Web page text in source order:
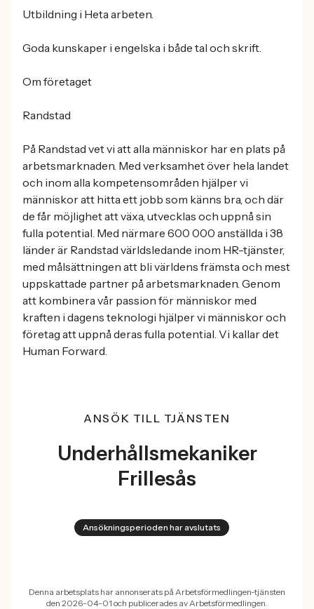
Utbildning i Heta arbeten.
Goda kunskaper i engelska i både tal och skrift.
Om företaget
Randstad
På Randstad vet vi att alla människor har en plats på
arbetsmarknaden. Med verksamhet över hela landet
och inom alla kompetensområden hjälper vi
människor att hitta ett jobb som känns bra, och där
de får möjlighet att växa, utvecklas och uppnå sin
fulla potential. Med närmare 600 000 anställda i 38
länder är Randstad världsledande inom HR-tjänster,
med målsättningen att bli världens främsta och mest
uppskattade partner på arbetsmarknaden. Genom
att kombinera vår passion för människor med
kraften i dagens teknologi hjälper vi människor och
företag att uppnå deras fulla potential. Vi kallar det
Human Forward.
ANSÖK TILL TJÄNSTEN
Underhållsmekaniker
Frillesås
Ansökningsperioden har avslutats
Denna arbetsplats har annonserats på Arbetsförmedlingen-tjänsten
den 2026-04-01 och publicerades av Arbetsförmedlingen.